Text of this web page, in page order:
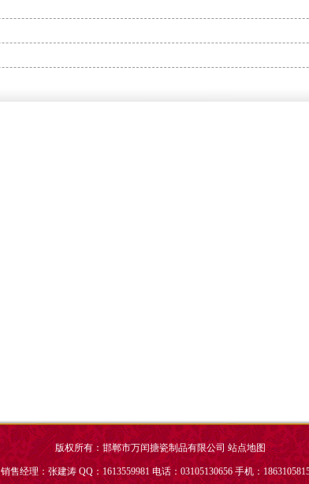
版权所有：邯郸市万闰搪瓷制品有限公司 站点地图
销售经理：张建涛 QQ：1613559981 电话：03105130656 手机：